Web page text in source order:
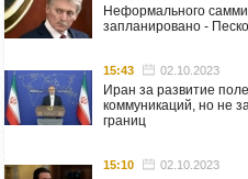
Неформального
запланировано -
15:43 02.10.2023
Иран за развитие
коммуникаций, но не
границ
15:10 02.10.2023